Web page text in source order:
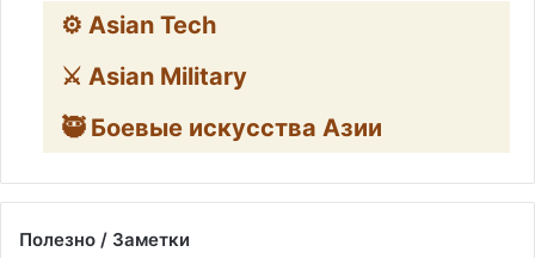
⚙️ Asian Tech
⚔️ Asian Military
🥷 Боевые искусства Азии
Полезно / Заметки